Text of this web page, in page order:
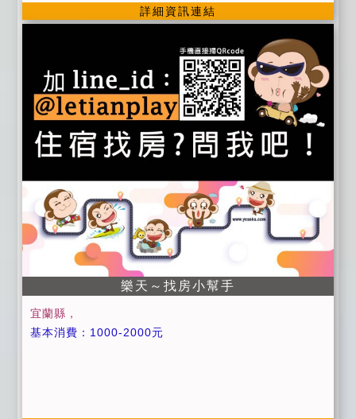
●定價：農曆春節及連續假日 ● 進房時間：當日下午15:
施：客廳、閱讀區、廚房、四樓景觀陽台、熱水瓶、無
線wifi網路 ● 茶包/咖啡包/礦泉水 ● 提供第四台有線頻
道電視。 ● 提供旅遊資訊服務。
詳細資訊連結
樂天～找房小幫手
宜蘭縣，
基本消費：1000-2000元